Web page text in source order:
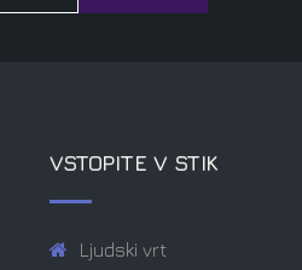
VSTOPITE V STIK
Ljudski vrt